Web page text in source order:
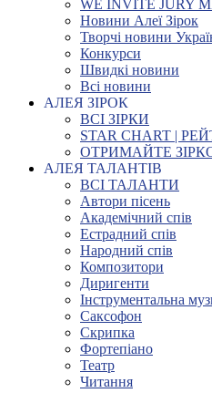
WE INVITE JURY
Новини Алеї Зірок
Творчі новини
Конкурси
Швидкі новини
Всі новини
АЛЕЯ ЗІРОК
ВСІ ЗІРКИ
STAR CHART |
ОТРИМАЙТЕ
АЛЕЯ ТАЛАНТІВ
ВСІ ТАЛАНТИ
Автори пісень
Академічний спів
Естрадний спів
Народний спів
Композитори
Диригенти
Інструментальна
Саксофон
Скрипка
Фортепіано
Театр
Читання